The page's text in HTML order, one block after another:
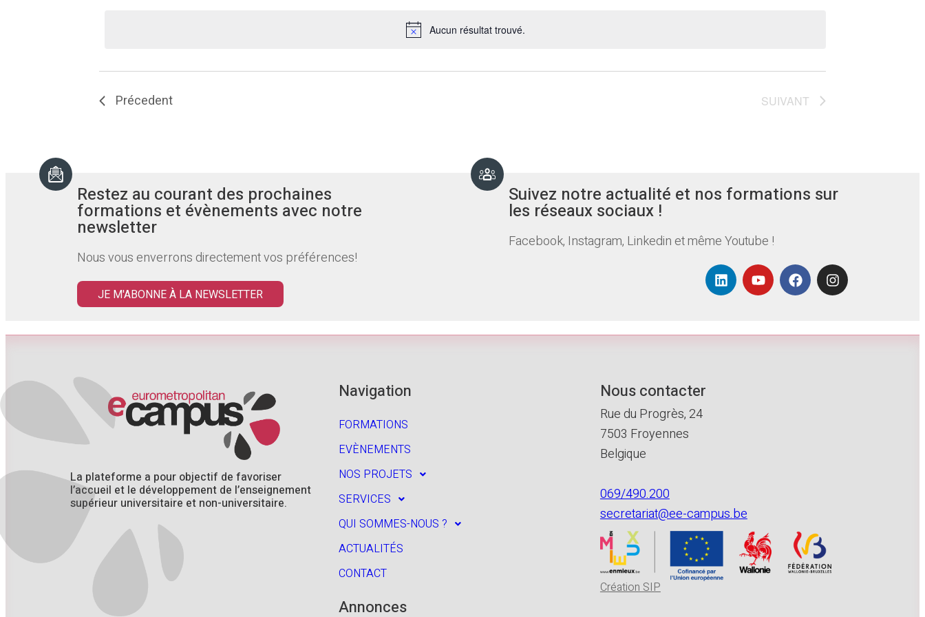
Notice
Aucun résultat trouvé.
Évènements
formulaire
liste
des
événements
les
résultats
filtrés.
Précedent SUIVANT
Restez au courant des prochaines
formations et évènements avec notre
newsletter
Nous vous enverrons directement vos préférences!
JE M'ABONNE À LA NEWSLETTER
Suivez notre actualité et nos formations sur
les réseaux sociaux !
Facebook, Instagram, Linkedin et même Youtube !
La plateforme a pour objectif de favoriser
l’accueil et le développement de l’enseignement
supérieur universitaire et non-universitaire.
Navigation
FORMATIONS
EVÈNEMENTS
NOS PROJETS
SERVICES
QUI SOMMES-NOUS ?
ACTUALITÉS
CONTACT
Annonces
Nous contacter
Rue du Progrès, 24
7503 Froyennes
Belgique
069/490.200
secretariat@ee-campus.be
Création SIP